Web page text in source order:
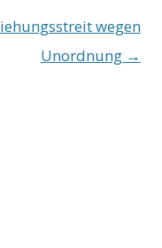
wegen
Unordnung →